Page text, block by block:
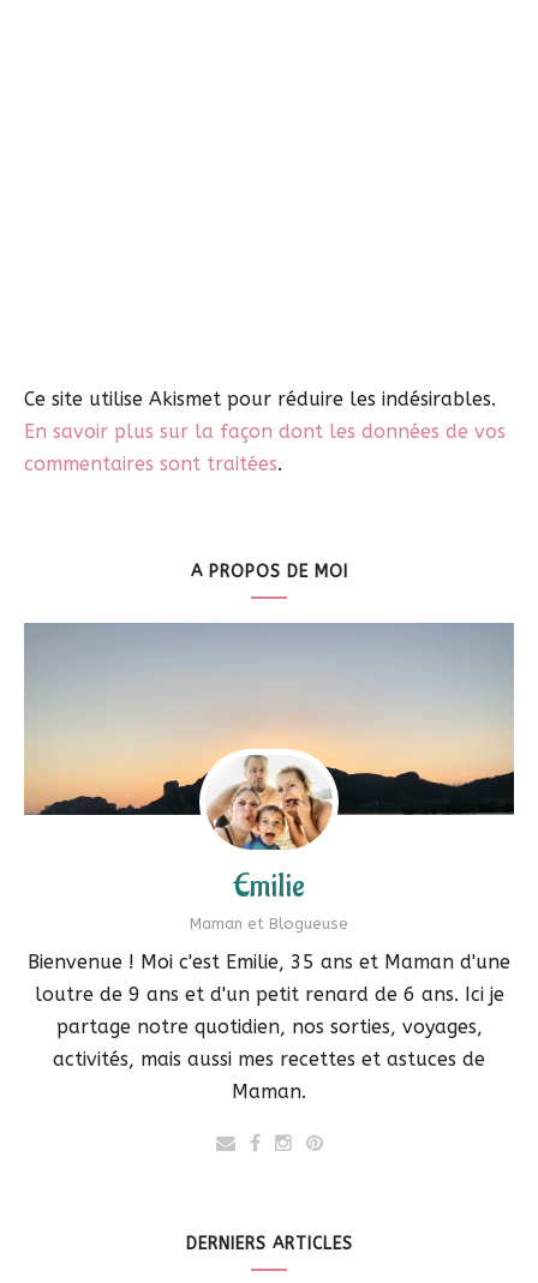
Ce site utilise Akismet pour réduire les indésirables.
En savoir plus sur la façon dont les données de vos
commentaires sont traitées.
A PROPOS DE MOI
Emilie
Maman et Blogueuse
Bienvenue ! Moi c'est Emilie, 35 ans et Maman d'une
loutre de 9 ans et d'un petit renard de 6 ans. Ici je
partage notre quotidien, nos sorties, voyages,
activités, mais aussi mes recettes et astuces de
Maman.
DERNIERS ARTICLES